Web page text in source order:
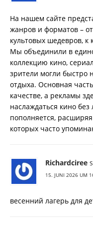
На нашем сайте
жанров и форматов –
культовых шедевров, к
Мы объединили в
коллекцию кино,
зрители могли быстро
отдыха. Основная
качестве, а рекламы
наслаждаться кино
пополняется,
которых часто
Richardciree
15. JUNI 2026 UM
весенний лагерь для